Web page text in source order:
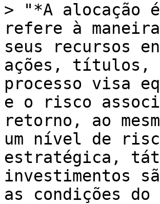
> "*A alocação
refere à
seus recursos
ações, títulos,
processo visa
e o risco
retorno, ao
um nível de
estratégica,
investimentos
as condições